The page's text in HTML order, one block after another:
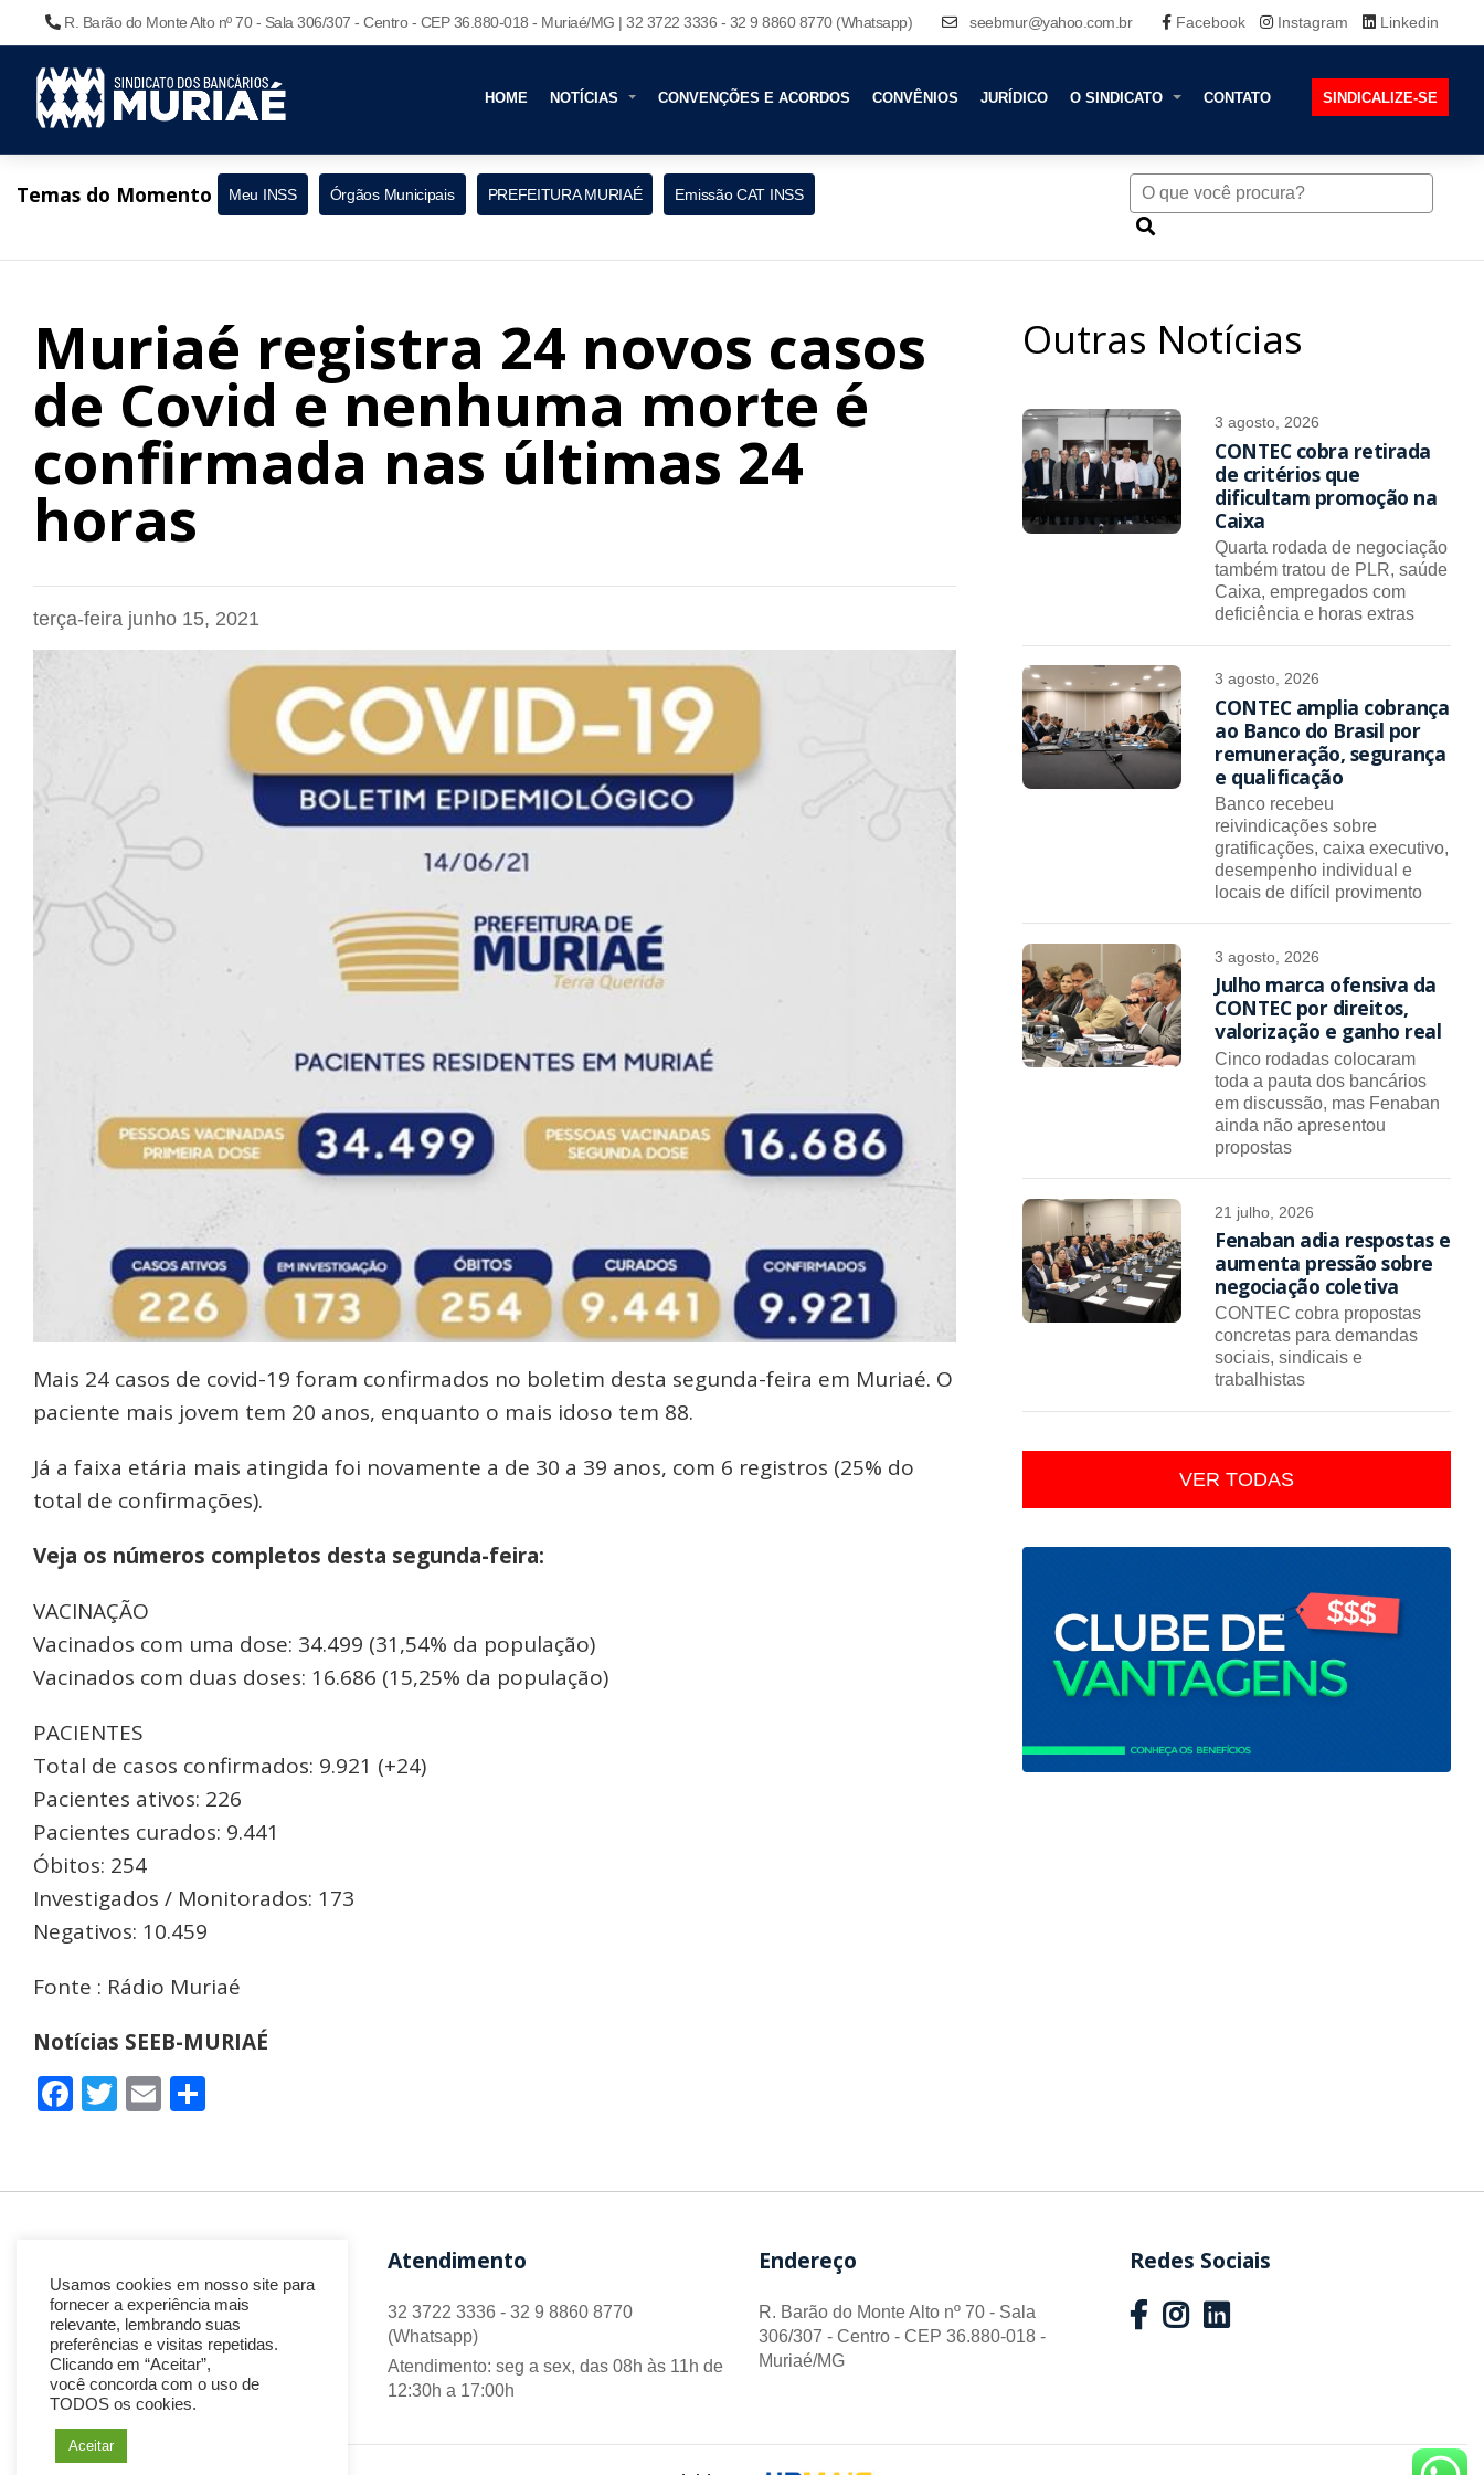
R. Barão do Monte Alto nº 70 - Sala 306/307 - Centro - CEP 36.880-018 - Muriaé/MG | 32 3722 3336 - 32 9 8860 8770 (Whatsapp) seebmur@yahoo.com.br Facebook Instagram Linkedin
HOME NOTÍCIAS CONVENÇÕES E ACORDOS CONVÊNIOS JURÍDICO O SINDICATO CONTATO SINDICALIZE-SE
Temas do Momento Meu INSS Órgãos Municipais PREFEITURA MURIAÉ Emissão CAT INSS
Muriaé registra 24 novos casos
de Covid e nenhuma morte é
confirmada nas últimas 24
horas
terça-feira junho 15, 2021
Mais 24 casos de covid-19 foram confirmados no boletim desta segunda-feira em Muriaé. O
paciente mais jovem tem 20 anos, enquanto o mais idoso tem 88.
Já a faixa etária mais atingida foi novamente a de 30 a 39 anos, com 6 registros (25% do
total de confirmações).
Veja os números completos desta segunda-feira:
VACINAÇÃO
Vacinados com uma dose: 34.499 (31,54% da população)
Vacinados com duas doses: 16.686 (15,25% da população)
PACIENTES
Total de casos confirmados: 9.921 (+24)
Pacientes ativos: 226
Pacientes curados: 9.441
Óbitos: 254
Investigados / Monitorados: 173
Negativos: 10.459
Fonte : Rádio Muriaé
Notícias SEEB-MURIAÉ
Facebook
Twitter
Email
Outras Notícias
3 agosto, 2026
CONTEC cobra retirada
de critérios que
dificultam promoção na
Caixa
Quarta rodada de negociação
também tratou de PLR, saúde
Caixa, empregados com
deficiência e horas extras
3 agosto, 2026
CONTEC amplia cobrança
ao Banco do Brasil por
remuneração, segurança
e qualificação
Banco recebeu
reivindicações sobre
gratificações, caixa executivo,
desempenho individual e
locais de difícil provimento
3 agosto, 2026
Julho marca ofensiva da
CONTEC por direitos,
valorização e ganho real
Cinco rodadas colocaram
toda a pauta dos bancários
em discussão, mas Fenaban
ainda não apresentou
propostas
21 julho, 2026
Fenaban adia respostas e
aumenta pressão sobre
negociação coletiva
CONTEC cobra propostas
concretas para demandas
sociais, sindicais e
trabalhistas
VER TODAS
Atendimento
32 3722 3336 - 32 9 8860 8770
(Whatsapp)
Atendimento: seg a sex, das 08h às 11h de
12:30h a 17:00h
Endereço
R. Barão do Monte Alto nº 70 - Sala
306/307 - Centro - CEP 36.880-018 -
Muriaé/MG
Redes Sociais
Usamos cookies em nosso site para
fornecer a experiência mais
relevante, lembrando suas
preferências e visitas repetidas.
Clicando em “Aceitar”,
você concorda com o uso de
TODOS os cookies.
Aceitar